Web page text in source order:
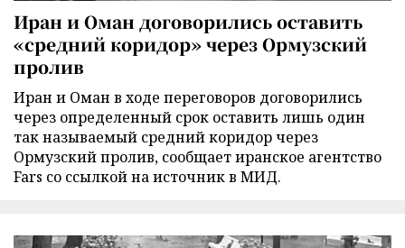
Иран и Оман договорились оставить
«средний коридор» через Ормузский
пролив
Иран и Оман в ходе переговоров договорились
через определенный срок оставить лишь один
так называемый средний коридор через
Ормузский пролив, сообщает иранское агентство
Fars со ссылкой на источник в МИД.